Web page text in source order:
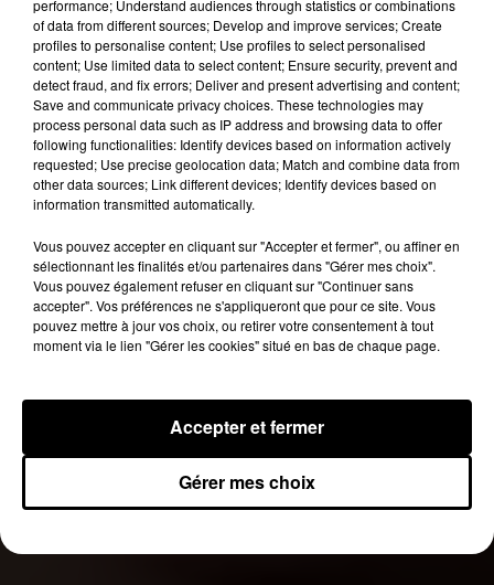
"Ça, ça a été les premiers trucs qui ont fait que je
me suis dit : “Ah, c’est comme ça la vie ?", a
poursuivi l'artiste, touché par ses remarques.
performance; Understand audiences through statistics or combinations
of data from different sources; Develop and improve services; Create
profiles to personalise content; Use profiles to select personalised
content; Use limited data to select content; Ensure security, prevent and
detect fraud, and fix errors; Deliver and present advertising and content;
Save and communicate privacy choices. These technologies may
process personal data such as IP address and browsing data to offer
following functionalities: Identify devices based on information actively
requested; Use precise geolocation data; Match and combine data from
other data sources; Link different devices; Identify devices based on
information transmitted automatically.
Vous pouvez accepter en cliquant sur "Accepter et fermer", ou affiner en
sélectionnant les finalités et/ou partenaires dans "Gérer mes choix".
Vous pouvez également refuser en cliquant sur "Continuer sans
accepter". Vos préférences ne s'appliqueront que pour ce site. Vous
pouvez mettre à jour vos choix, ou retirer votre consentement à tout
moment via le lien "Gérer les cookies" situé en bas de chaque page.
Gérer mes choix
Accepter et fermer